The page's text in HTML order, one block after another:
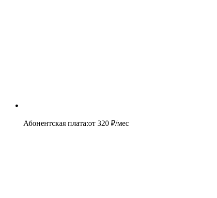
Абонентская плата:от 320 ₽/мес